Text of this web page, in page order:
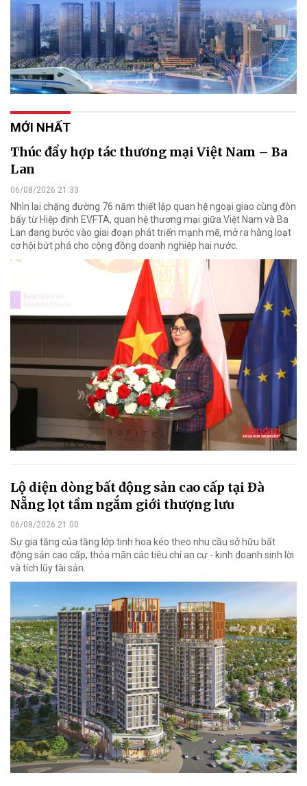
MỚI NHẤT
Thúc đẩy hợp tác thương mại Việt Nam – Ba
Lan
06/08/2026 21:33
Nhìn lại chặng đường 76 năm thiết lập quan hệ ngoại giao cùng đòn
bẩy từ Hiệp định EVFTA, quan hệ thương mại giữa Việt Nam và Ba
Lan đang bước vào giai đoạn phát triển mạnh mẽ, mở ra hàng loạt
cơ hội bứt phá cho cộng đồng doanh nghiệp hai nước.
Lộ diện dòng bất động sản cao cấp tại Đà
Nẵng lọt tầm ngắm giới thượng lưu
06/08/2026 21:00
Sự gia tăng của tầng lớp tinh hoa kéo theo nhu cầu sở hữu bất
động sản cao cấp, thỏa mãn các tiêu chí an cư - kinh doanh sinh lời
và tích lũy tài sản.